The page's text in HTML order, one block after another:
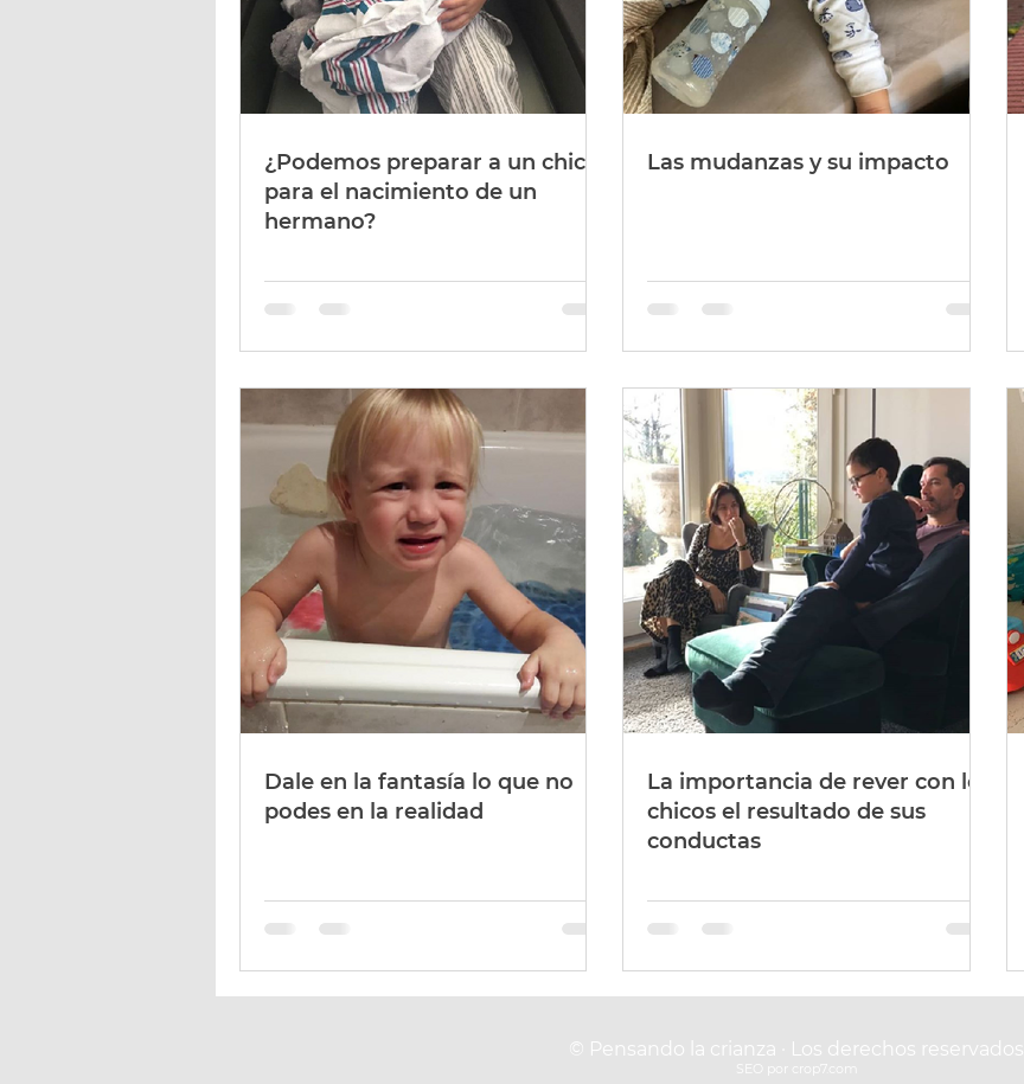
¿Podemos preparar a un chico
para el nacimiento de un
hermano?
Las mudanzas y su impacto
Dale en la fantasía lo que no
podes en la realidad
La importancia de rever con los
chicos el resultado de sus
conductas
© Pensando la crianza · Los derechos reservados
SEO por crop7.com